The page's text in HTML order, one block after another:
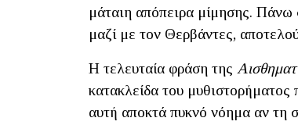
μάταιη απόπειρα μίμησης. Πάνω
μαζί με τον Θερβάντες,
Η τελευταία φράση της
κατακλείδα του
αυτή αποκτά πυκνό νόημα αν τη